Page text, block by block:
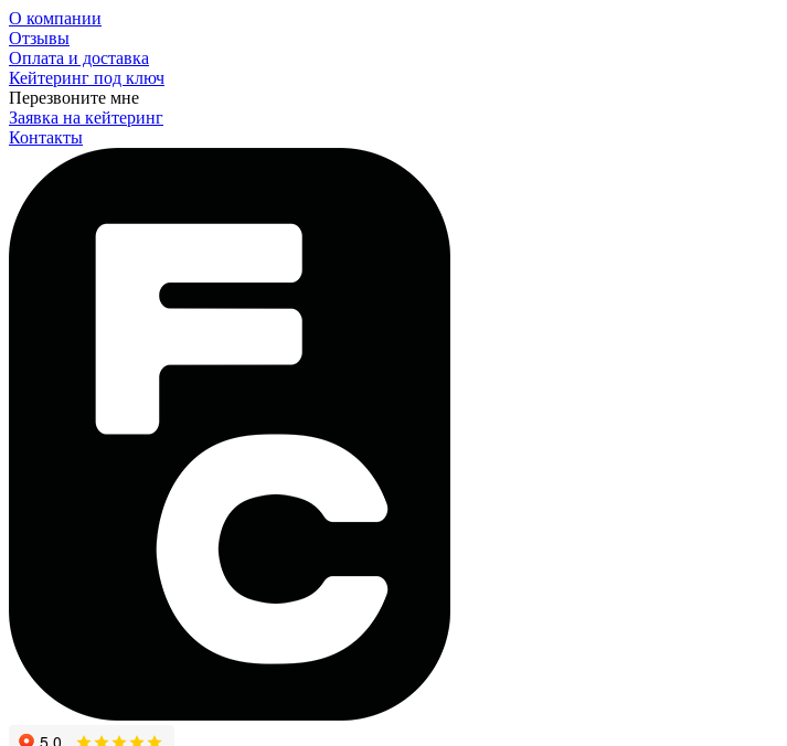
О компании
Отзывы
Оплата и доставка
Кейтеринг под ключ
Перезвоните мне
Заявка на кейтеринг
Контакты